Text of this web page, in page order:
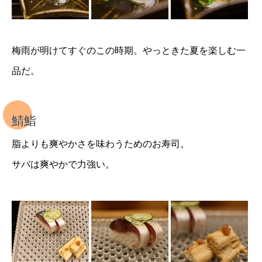
梅雨が明けてすぐのこの時期。やっときた夏を楽しむ一
品だ。
鯖鮨
脂よりも爽やかさを味わうためのお寿司。
サバは爽やかで力強い。